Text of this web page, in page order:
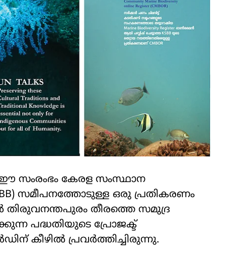
ഈ സംരംഭം കേരള സംസ്ഥാന
സമീപനത്തോടുള്ള ഒരു പ്രതികരണം
തിരുവനന്തപുരം തീരത്തെ സമുദ്ര
പദ്ധതിയുടെ പ്രോജക്ട്
കീഴിൽ പ്രവർത്തിച്ചിരുന്നു.